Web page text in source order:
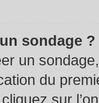
sondage ?
un
du
sur